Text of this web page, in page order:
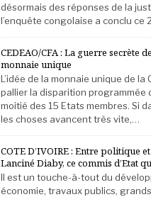
désormais des réponses de la
l’enquête congolaise a conclu ce
CEDEAO/CFA : La guerre secrète
monnaie unique
L’idée de la monnaie unique de
pallier la disparition programmée
moitié des 15 Etats membres. Si
les choses avancent très vite,…
COTE D’IVOIRE : Entre politique
Lanciné Diaby, ce commis d’Etat
Il est un touche-à-tout du
économie, travaux publics,